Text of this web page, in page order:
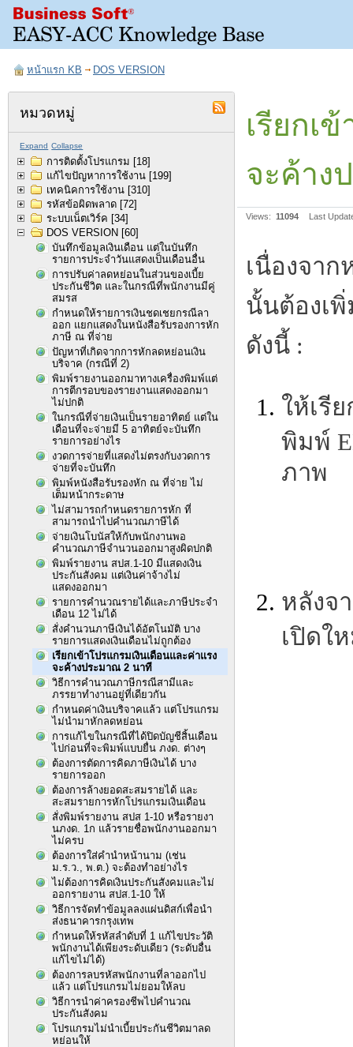
หน้าแรก KB DOS VERSION
หมวดหมู่
Expand Collapse
การติดตั้งโปรแกรม [18]
แก้ไขปัญหาการใช้งาน [199]
เทคนิคการใช้งาน [310]
รหัสข้อผิดพลาด [72]
ระบบเน็ตเวิร์ค [34]
DOS VERSION [60]
บันทึกข้อมูลเงินเดือน แต่ในบันทึก
รายการประจำวันแสดงเป็นเดือนอื่น
การปรับค่าลดหย่อนในส่วนของเบี้ย
ประกันชีวิต และในกรณีที่พนักงานมีคู่
สมรส
กำหนดให้รายการเงินชดเชยกรณีลา
ออก แยกแสดงในหนังสือรับรองการหัก
ภาษี ณ ที่จ่าย
ปัญหาที่เกิดจากการหักลดหย่อนเงิน
บริจาค (กรณีที่ 2)
พิมพ์รายงานออกมาทางเครื่องพิมพ์แต่
การตีกรอบของรายงานแสดงออกมา
ไม่ปกติ
ในกรณีที่จ่ายเงินเป็นรายอาทิตย์ แต่ใน
เดือนที่จะจ่ายมี 5 อาทิตย์จะบันทึก
รายการอย่างไร
งวดการจ่ายที่แสดงไม่ตรงกับงวดการ
จ่ายที่จะบันทึก
พิมพ์หนังสือรับรองหัก ณ ที่จ่าย ไม่
เต็มหน้ากระดาษ
ไม่สามารถกำหนดรายการหัก ที่
สามารถนำไปคำนวณภาษีได้
จ่ายเงินโบนัสให้กับพนักงานพอ
คำนวณภาษีจำนวนออกมาสูงผิดปกติ
พิมพ์รายงาน สปส.1-10 มีแสดงเงิน
ประกันสังคม แต่เงินค่าจ้างไม่
แสดงออกมา
รายการคำนวณรายได้และภาษีประจำ
เดือน 12 ไม่ได้
สั่งคำนวนภาษีเงินได้อัตโนมัติ บาง
รายการแสดงเงินเดือนไม่ถูกต้อง
เรียกเข้าโปรแกรมเงินเดือนและค่าแรง
จะค้างประมาณ 2 นาที
วิธีการคำนวณภาษีกรณีสามีและ
ภรรยาทำงานอยู่ที่เดียวกัน
กำหนดค่าเงินบริจาคแล้ว แต่โปรแกรม
ไม่นำมาหักลดหย่อน
การแก้ไขในกรณีที่ได้ปิดบัญชีสิ้นเดือน
ไปก่อนที่จะพิมพ์แบบยื่น ภงด. ต่างๆ
ต้องการตัดการคิดภาษีเงินได้ บาง
รายการออก
ต้องการล้างยอดสะสมรายได้ และ
สะสมรายการหักโปรแกรมเงินเดือน
สั่งพิมพ์รายงาน สปส 1-10 หรือรายงา
นภงด. 1ก แล้วรายชื่อพนักงานออกมา
ไม่ครบ
ต้องการใส่คำนำหน้านาม (เช่น
ม.ร.ว., พ.ต.) จะต้องทำอย่างไร
ไม่ต้องการคิดเงินประกันสังคมและไม่
ออกรายงาน สปส.1-10 ให้
วิธีการจัดทำข้อมูลลงแผ่นดิสก์เพื่อนำ
ส่งธนาคารกรุงเทพ
กำหนดให้รหัสลำดับที่ 1 แก้ไขประวัติ
พนักงานได้เพียงระดับเดียว (ระดับอื่น
แก้ไขไม่ได้)
ต้องการลบรหัสพนักงานที่ลาออกไป
แล้ว แต่โปรแกรมไม่ยอมให้ลบ
วิธีการนำค่าครองชีพไปคำนวณ
ประกันสังคม
โปรแกรมไม่นำเบี้ยประกันชีวิตมาลด
หย่อนให้
เรียกเ
จะค้าง
Views: 11094 Last
เนื่องจา
นั้นต้องเพิ่
ดังนี้ :
ให้เรี
พิมพ์
ภาพ
หลังจ
เปิดใ